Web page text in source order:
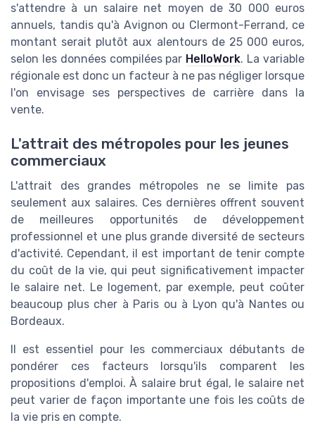
s'attendre à un salaire net moyen de 30 000 euros
annuels, tandis qu'à Avignon ou Clermont-Ferrand, ce
montant serait plutôt aux alentours de 25 000 euros,
selon les données compilées par HelloWork. La variable
régionale est donc un facteur à ne pas négliger lorsque
l'on envisage ses perspectives de carrière dans la
vente.
L'attrait des métropoles pour les jeunes
commerciaux
L'attrait des grandes métropoles ne se limite pas
seulement aux salaires. Ces dernières offrent souvent
de meilleures opportunités de développement
professionnel et une plus grande diversité de secteurs
d'activité. Cependant, il est important de tenir compte
du coût de la vie, qui peut significativement impacter
le salaire net. Le logement, par exemple, peut coûter
beaucoup plus cher à Paris ou à Lyon qu'à Nantes ou
Bordeaux.
Il est essentiel pour les commerciaux débutants de
pondérer ces facteurs lorsqu'ils comparent les
propositions d'emploi. À salaire brut égal, le salaire net
peut varier de façon importante une fois les coûts de
la vie pris en compte.